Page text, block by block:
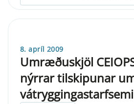
8. apríl 2009
Umræðuskjöl
nýrrar tilskipunar
vátryggingastarfsemi